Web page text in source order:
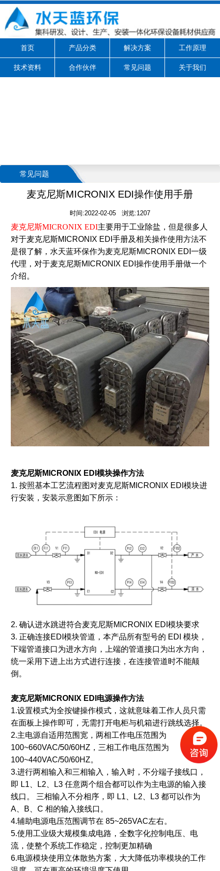
首页 产品分类 解决方案 工作原理
技术资料 合作伙伴 常见问题 关于我们
常见问题
麦克尼斯MICRONIX EDI操作使用手册
时间:2022-02-05 浏览:1207
麦克尼斯MICRONIX EDI主要用于工业除盐，但是很多人
对于麦克尼斯MICRONIX EDI手册及相关操作使用方法不
是很了解，水天蓝环保作为麦克尼斯MICRONIX EDI一级
代理，对于麦克尼斯MICRONIX EDI操作使用手册做一个
介绍。
麦克尼斯MICRONIX EDI 模块操作方法
1. 按照基本工艺流程图对麦克尼斯MICRONIX EDI模块进
行安装，安装示意图如下所示：
2. 确认进水跳进符合麦克尼斯MICRONIX EDI模块要求
3. 正确连接EDI模块管道，本产品所有型号的 EDI 模块，
下端管道接口为进水方向，上端的管道接口为出水方向，
统一采用下进上出方式进行连接，在连接管道时不能颠
倒。
麦克尼斯MICRONIX EDI 电源操作方法
1.设置模式为全按键操作模式，这就意味着工作人员只需
在面板上操作即可，无需打开电柜与机箱进行跳线选择。
2.主电源自适用范围宽，两相工作电压范围为
100~660VAC/50/60HZ，三相工作电压范围为
100~440VAC/50/60HZ。
3.进行两相输入和三相输入，输入时，不分端子接线口，
即 L1、L2、L3 任意两个组合都可以作为主电源的输入接
线口。 三相输入不分相序，即 L1、L2、L3 都可以作为
A、B、C 相的输入接线口。
4.辅助电源电压范围调节在 85~265VAC左右。
5.使用工业级大规模集成电路，全数字化控制电压、电
流，使整个系统工作稳定，控制更加精确
6.电源模块使用立体散热方案，大大降低功率模块的工作